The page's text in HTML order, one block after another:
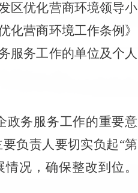
区优化营商环境领导小
化营商环境工作条例》
服务工作的单位及个人
政务服务工作的重要意
要负责人要切实负起“第
况，确保整改到位。